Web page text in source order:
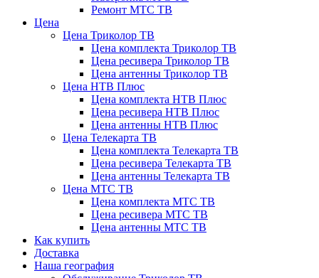
Ремонт МТС ТВ
Цена
Цена Триколор ТВ
Цена комплекта Триколор ТВ
Цена ресивера Триколор ТВ
Цена антенны Триколор ТВ
Цена НТВ Плюс
Цена комплекта НТВ Плюс
Цена ресивера НТВ Плюс
Цена антенны НТВ Плюс
Цена Телекарта ТВ
Цена комплекта Телекарта ТВ
Цена ресивера Телекарта ТВ
Цена антенны Телекарта ТВ
Цена МТС ТВ
Цена комплекта МТС ТВ
Цена ресивера МТС ТВ
Цена антенны МТС ТВ
Как купить
Доставка
Наша география